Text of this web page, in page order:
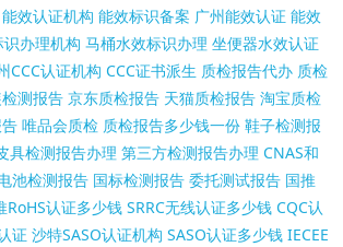
能效认证机构 能效标识备案 广州能效认证 能效
办理机构 马桶水效标识办理 坐便器水效认证
CCC认证机构 CCC证书派生 质检报告代办 质检
测报告 京东质检报告 天猫质检报告 淘宝质检
唯品会质检 质检报告多少钱一份 鞋子检测报
具检测报告办理 第三方检测报告办理 CNAS和
池检测报告 国标检测报告 委托测试报告 国推
RoHS认证多少钱 SRRC无线认证多少钱 CQC认
证 沙特SASO认证机构 SASO认证多少钱 IECEE